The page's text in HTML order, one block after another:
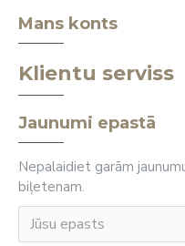
Mans konts
Klientu serviss
Jaunumi epastā
Nepalaidiet garām
biļetenam.